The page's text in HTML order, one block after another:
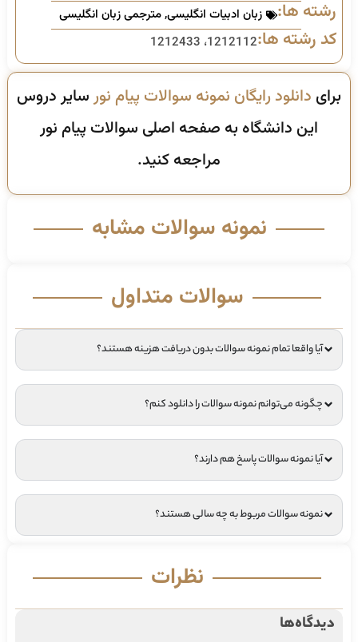
رشته ها: زبان ادبیات انگلیسی,مترجمی زبان انگلیسی
کد رشته ها:1212112، 1212433
برای دانلود رایگان نمونه سوالات پیام نورسایر دروس
این دانشگاه به صفحه اصلی سوالات پیام نور
مراجعه کنید.
نمونه سوالات مشابه
سوالات متداول
آیا واقعا تمام نمونه سوالات بدون دریافت هزینه هستند؟
چگونه می‌توانم نمونه سوالات را دانلود کنم؟
آیا نمونه سوالات پاسخ هم دارند؟
نمونه سوالات مربوط به چه سالی هستند؟
نظرات
دیدگاه‌ها